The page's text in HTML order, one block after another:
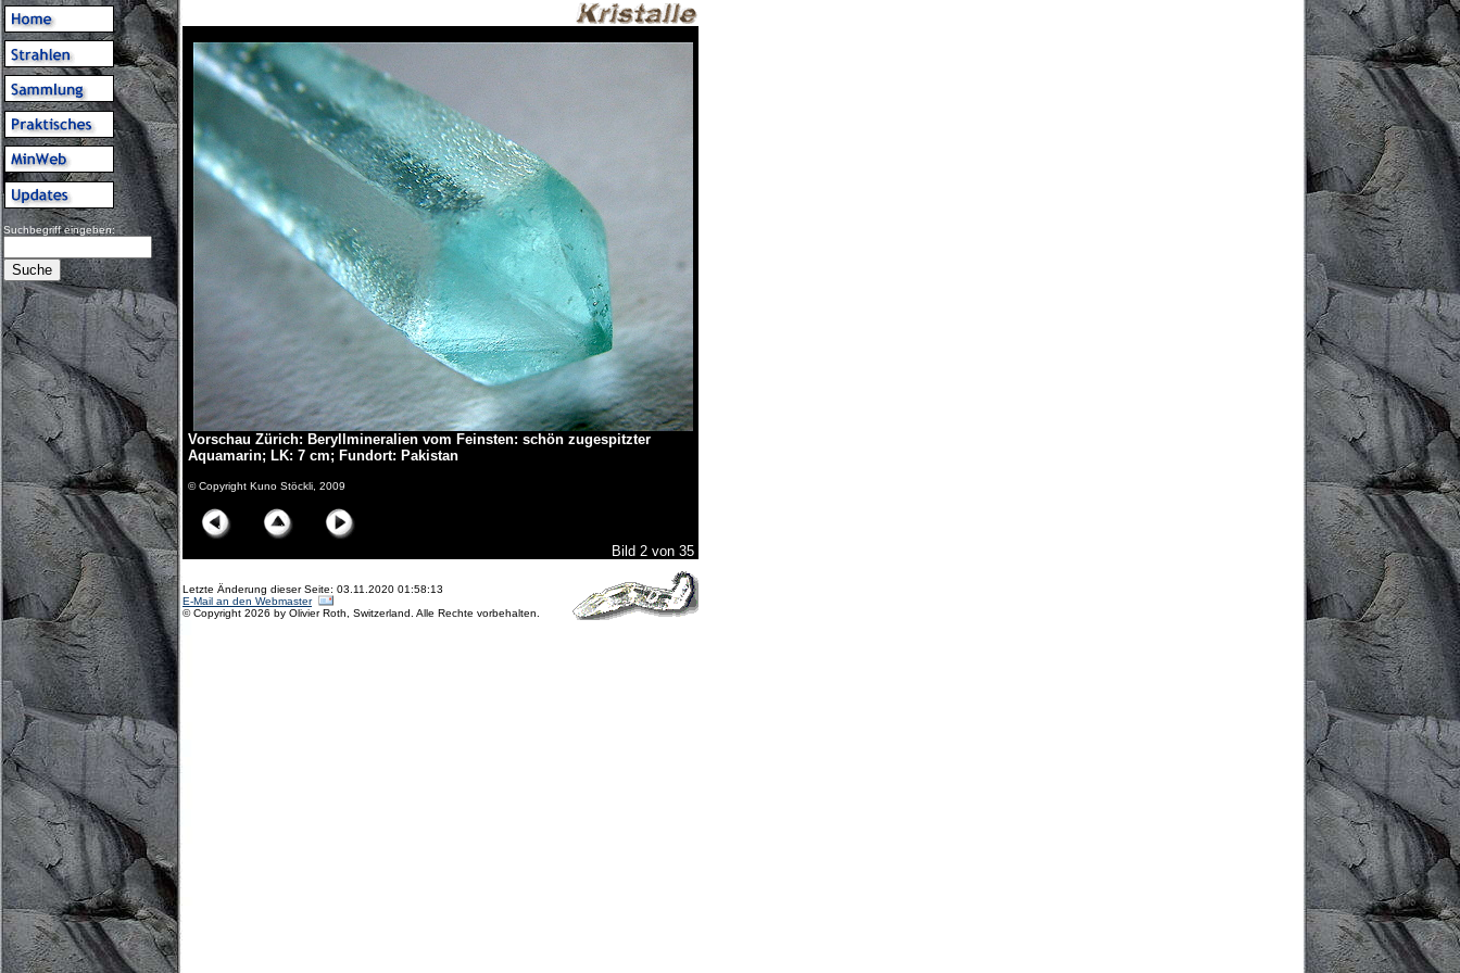
Suchbegriff eingeben:
Vorschau Zürich: Beryllmineralien vom Feinsten: schön zugespitzter
Aquamarin; LK: 7 cm; Fundort: Pakistan
© Copyright Kuno Stöckli, 2009
Bild 2 von 35
Letzte Änderung dieser Seite: 03.11.2020 01:58:13
E-Mail an den Webmaster
© Copyright 2026 by Olivier Roth, Switzerland. Alle Rechte vorbehalten.